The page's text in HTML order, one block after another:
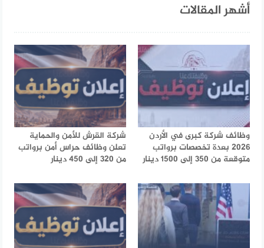
أشهر المقالات
وظائف شركة كبرى في الأردن
2026 بعدة تخصصات برواتب
متوقعة من 350 إلى 1500 دينار
شركة القرش للأمن والحماية
تعلن وظائف حراس أمن برواتب
من 320 إلى 450 دينار